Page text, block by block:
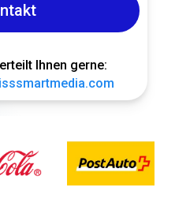
Ihnen gerne: